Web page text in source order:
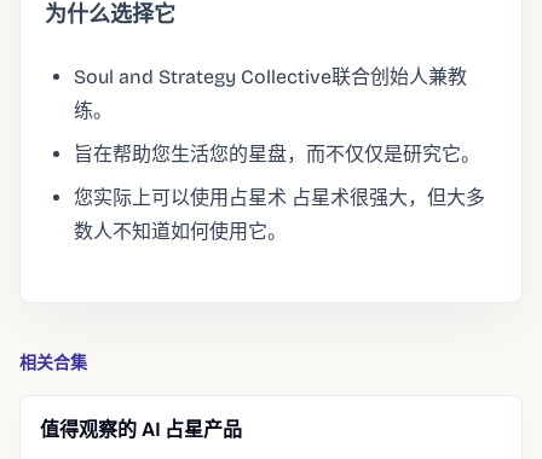
为什么选择它
Soul and Strategy Collective联合创始人兼教
练。
旨在帮助您生活您的星盘，而不仅仅是研究它。
您实际上可以使用占星术 占星术很强大，但大多
数人不知道如何使用它。
相关合集
值得观察的 AI 占星产品